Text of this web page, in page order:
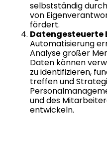
selbstständig
von
fördert.
Datengesteuerte
Automatisierung
Analyse großer
Daten können
zu identifizieren,
treffen und
und des
entwickeln.